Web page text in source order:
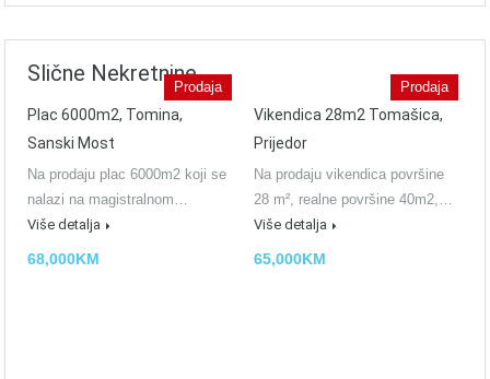
Slične Nekretnine
Prodaja
Plac 6000m2, Tomina,
Sanski Most
Na prodaju plac 6000m2 koji se
nalazi na magistralnom…
Više detalja
68,000KM
Prodaja
Vikendica 28m2 Tomašica,
Prijedor
Na prodaju vikendica površine
28 m², realne površine 40m2,…
Više detalja
65,000KM